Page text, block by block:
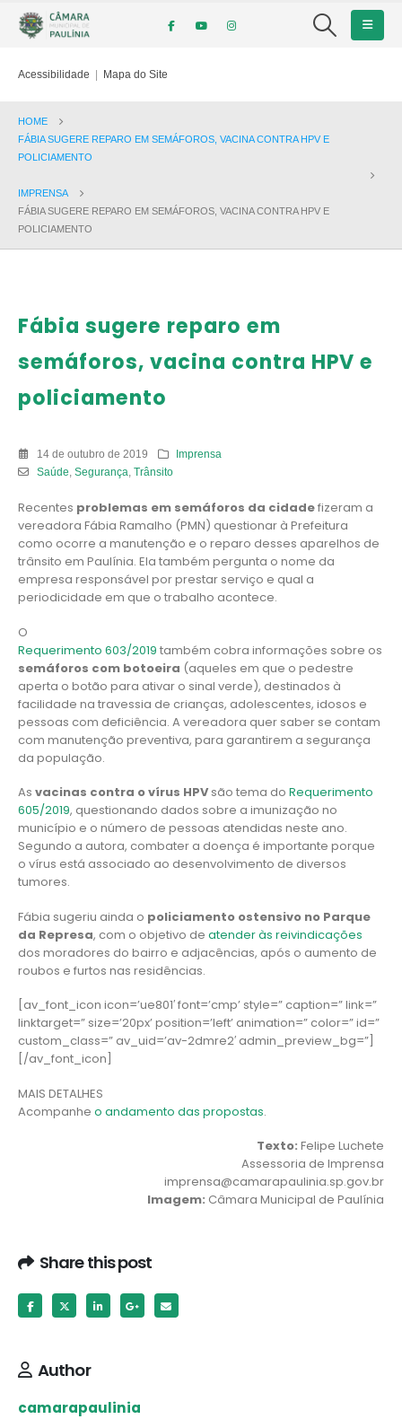
Acessibilidade | Mapa do Site
HOME
FÁBIA SUGERE REPARO EM SEMÁFOROS, VACINA CONTRA HPV E
POLICIAMENTO
IMPRENSA
FÁBIA SUGERE REPARO EM SEMÁFOROS, VACINA CONTRA HPV E
POLICIAMENTO
Fábia sugere reparo em
semáforos, vacina contra HPV e
policiamento
14 de outubro de 2019
Imprensa
Saúde Segurança Trânsito
Recentes problemas em semáforos da cidadefizeram a
vereadora Fábia Ramalho (PMN) questionar à Prefeitura
como ocorre a manutenção e o reparo desses aparelhos de
trânsito em Paulínia. Ela também pergunta o nome da
empresa responsável por prestar serviço e qual a
periodicidade em que o trabalho acontece.
O
Requerimento 603/2019 também cobra informações sobre os
semáforos com botoeira (aqueles em que o pedestre
aperta o botão para ativar o sinal verde), destinados à
facilidade na travessia de crianças, adolescentes, idosos e
pessoas com deficiência. A vereadora quer saber se contam
com manutenção preventiva, para garantirem a segurança
da população.
As vacinas contra o vírus HPVsão tema do Requerimento
605/2019, questionando dados sobre a imunização no
município e o número de pessoas atendidas neste ano.
Segundo a autora, combater a doença é importante porque
o vírus está associado ao desenvolvimento de diversos
tumores.
Fábia sugeriu ainda o policiamento ostensivo no Parque
da Represa, com o objetivo de atender às reivindicações
dos moradores do bairro e adjacências, após o aumento de
roubos e furtos nas residências.
[av_font_icon icon=’ue801′ font=’cmp’ style=” caption=” link=”
linktarget=” size=’20px’ position=’left’ animation=” color=” id=”
custom_class=” av_uid=’av-2dmre2′ admin_preview_bg=”]
[/av_font_icon]
MAIS DETALHES
Acompanhe o andamento das propostas.
Texto: Felipe Luchete
Assessoria de Imprensa
imprensa@camarapaulinia.sp.gov.br
Imagem: Câmara Municipal de Paulínia
Share this post
Author
camarapaulinia